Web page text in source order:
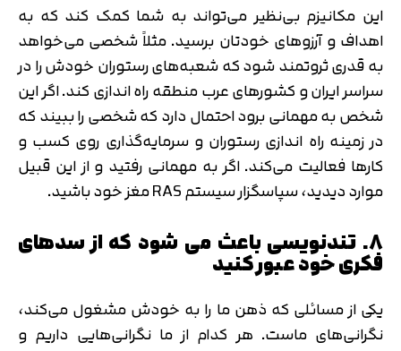
این مکانیزم بی‌نظیر می‌تواند به شما کمک کند که به
اهداف و آرزوهای خودتان برسید. مثلاً شخصی می‌خواهد
به قدری ثروتمند شود که شعبه‌های رستوران خودش را در
سراسر ایران و کشورهای عرب منطقه راه اندازی کند. اگر این
شخص به مهمانی برود احتمال دارد که شخصی را ببیند که
در زمینه راه اندازی رستوران و سرمایه‌گذاری روی کسب و
کارها فعالیت می‌کند. اگر به مهمانی رفتید و از این قبیل
موارد دیدید، سپاسگزار سیستم RAS مغز خود باشید.
8. تندنویسی باعث می شود که از سدهای
فکری خود عبور کنید
یکی از مسائلی که ذهن ما را به خودش مشغول می‌کند،
نگرانی‌‌‌های ماست. هر کدام از ما نگرانی‌هایی داریم و